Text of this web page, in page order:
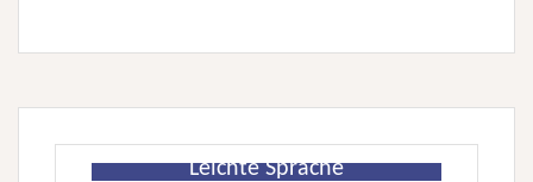
Leichte Sprache